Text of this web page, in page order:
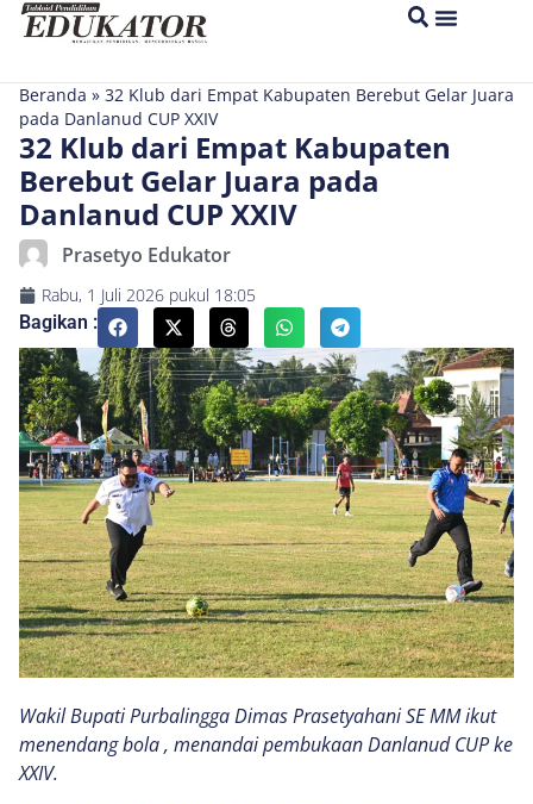
Beranda » 32 Klub dari Empat Kabupaten Berebut Gelar Juara
pada Danlanud CUP XXIV
32 Klub dari Empat Kabupaten
Berebut Gelar Juara pada
Danlanud CUP XXIV
Prasetyo Edukator
Rabu, 1 Juli 2026 pukul 18:05
Bagikan :
Wakil Bupati Purbalingga Dimas Prasetyahani SE MM ikut
menendang bola , menandai pembukaan Danlanud CUP ke
XXIV.